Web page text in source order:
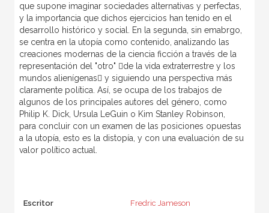
que supone imaginar sociedades alternativas y perfectas,
y la importancia que dichos ejercicios han tenido en el
desarrollo histórico y social. En la segunda, sin emabrgo,
se centra en la utopía como contenido, analizando las
creaciones modernas de la ciencia ficción a través de la
representación del "otro" de la vida extraterrestre y los
mundos alienígenas y siguiendo una perspectiva más
claramente política. Así, se ocupa de los trabajos de
algunos de los principales autores del género, como
Philip K. Dick, Ursula LeGuin o Kim Stanley Robinson,
para concluir con un examen de las posiciones opuestas
a la utopía, esto es la distopía, y con una evaluación de su
valor político actual.
Escritor
Fredric Jameson